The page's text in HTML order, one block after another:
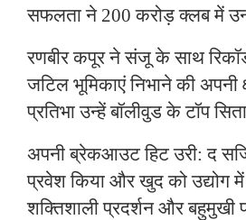
सफलता ने 200 करोड़ क्लब में
रणबीर कपूर ने संजू के साथ
जटिल भूमिकाएं निभाने की
प्रतिभा उन्हें बॉलीवुड के टॉप
अपनी ब्रेकआउट हिट उरी: द
प्रवेश किया और खुद को उद्योग
शक्तिशाली प्रदर्शन और बहुमुखी